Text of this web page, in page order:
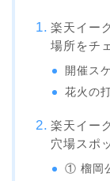
楽天イー
場所をチ
開催ス
花火の
楽天イー
穴場スポ
① 榴岡